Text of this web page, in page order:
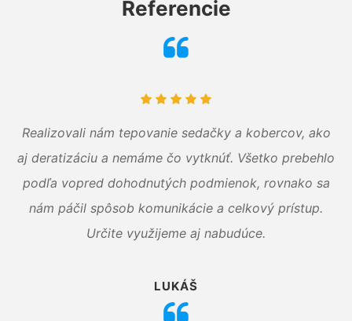
Referencie
Realizovali nám tepovanie sedačky a kobercov, ako
aj deratizáciu a nemáme čo vytknúť. Všetko prebehlo
podľa vopred dohodnutých podmienok, rovnako sa
nám páčil spôsob komunikácie a celkový prístup.
Určite využijeme aj nabudúce.
LUKÁŠ